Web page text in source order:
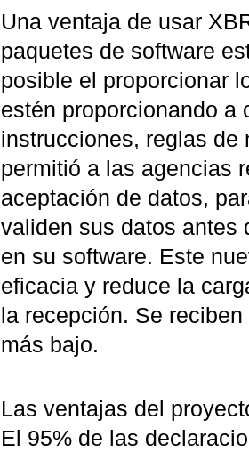
Una ventaja de usar
paquetes de software
posible el proporcionar
estén proporcionando a
instrucciones, reglas de
permitió a las agencias
aceptación de datos,
validen sus datos antes
en su software. Este
eficacia y reduce la
la recepción. Se
más bajo.
Las ventajas del
El 95% de las